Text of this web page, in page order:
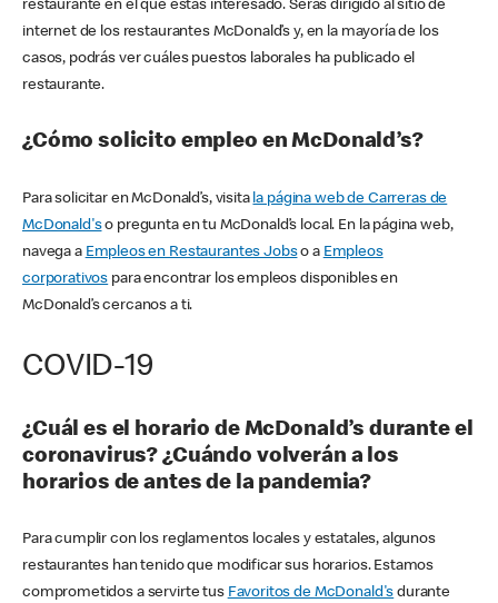
restaurante en el que estás interesado. Serás dirigido al sitio de
internet de los restaurantes McDonald’s y, en la mayoría de los
casos, podrás ver cuáles puestos laborales ha publicado el
restaurante.
¿Cómo solicito empleo en McDonald’s?
Para solicitar en McDonald’s, visita la página web de Carreras de
McDonald'so pregunta en tu McDonald’s local. En la página web,
navega a Empleos en Restaurantes Jobso a Empleos
corporativos para encontrar los empleos disponibles en
McDonald’s cercanos a ti.
COVID-19
¿Cuál es el horario de McDonald’s durante el
coronavirus? ¿Cuándo volverán a los
horarios de antes de la pandemia?
Para cumplir con los reglamentos locales y estatales, algunos
restaurantes han tenido que modificar sus horarios. Estamos
comprometidos a servirte tus Favoritos de McDonald's durante